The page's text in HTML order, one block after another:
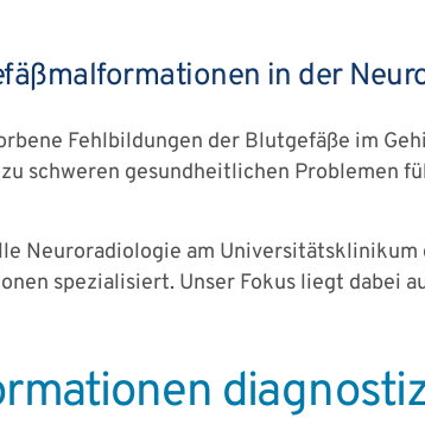
in der
Fehlbildungen der Blutgefäße im
schweren gesundheitlichen Problemen
Neuroradiologie am Universitätsklinikum
spezialisiert. Unser Fokus liegt dabei